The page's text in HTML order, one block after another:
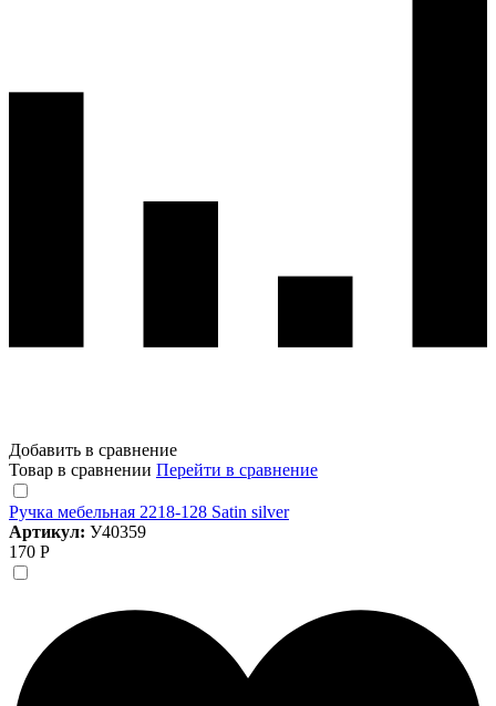
Добавить в сравнение
Товар в сравнении Перейти в сравнение
Ручка мебельная 2218-128 Satin silver
Артикул: У40359
170 Р